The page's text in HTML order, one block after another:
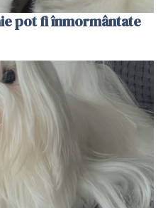
pot fi înmormântate